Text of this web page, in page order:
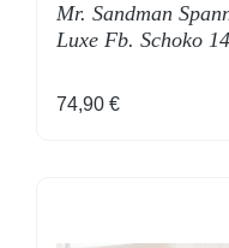
Mr. Sandman
Luxe Fb. Schoko
Regulärer Preis:
74,90 €